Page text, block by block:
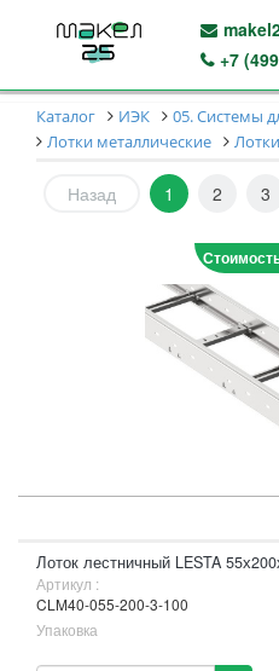
+7
Каталог ИЭК
05. Системы
Лотки металлические
Назад 1 2 3
Лоток лестничный LESTA
Артикул :
CLM40-055-200-3-100
Упаковка